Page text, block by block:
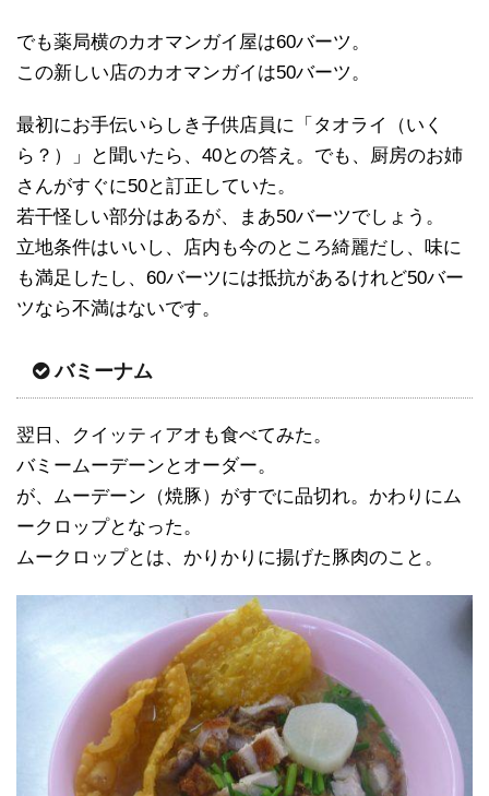
でも薬局横のカオマンガイ屋は60バーツ。
この新しい店のカオマンガイは50バーツ。
最初にお手伝いらしき子供店員に「タオライ（いく
ら？）」と聞いたら、40との答え。でも、厨房のお姉
さんがすぐに50と訂正していた。
若干怪しい部分はあるが、まあ50バーツでしょう。
立地条件はいいし、店内も今のところ綺麗だし、味に
も満足したし、60バーツには抵抗があるけれど50バー
ツなら不満はないです。
バミーナム
翌日、クイッティアオも食べてみた。
バミームーデーンとオーダー。
が、ムーデーン（焼豚）がすでに品切れ。かわりにム
ークロップとなった。
ムークロップとは、かりかりに揚げた豚肉のこと。